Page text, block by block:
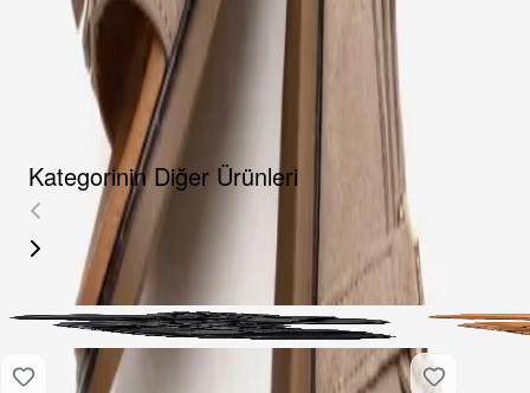
TAKSIT SEÇENEKLERI
YORUMLAR
AKSESUARLAR
Kategorinin Diğer Ürünleri